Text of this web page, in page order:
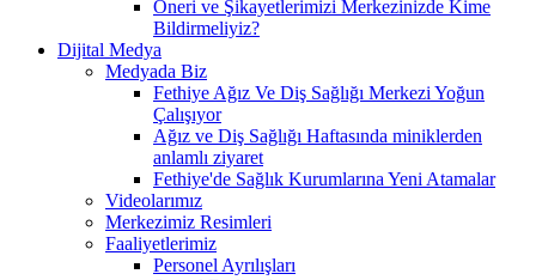
Öneri ve Şikayetlerimizi Merkezinizde Kime
Bildirmeliyiz?
Dijital Medya
Medyada Biz
Fethiye Ağız Ve Diş Sağlığı Merkezi Yoğun
Çalışıyor
Ağız ve Diş Sağlığı Haftasında miniklerden
anlamlı ziyaret
Fethiye'de Sağlık Kurumlarına Yeni Atamalar
Videolarımız
Merkezimiz Resimleri
Faaliyetlerimiz
Personel Ayrılışları